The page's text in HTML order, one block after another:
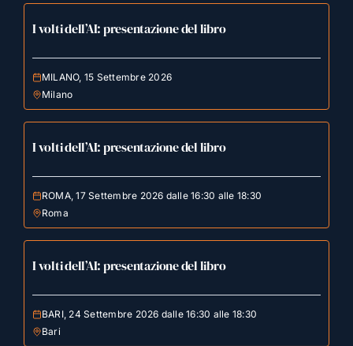
I volti dell’AI: presentazione del libro
MILANO, 15 Settembre 2026
Milano
I volti dell’AI: presentazione del libro
ROMA, 17 Settembre 2026 dalle 16:30 alle 18:30
Roma
I volti dell’AI: presentazione del libro
BARI, 24 Settembre 2026 dalle 16:30 alle 18:30
Bari